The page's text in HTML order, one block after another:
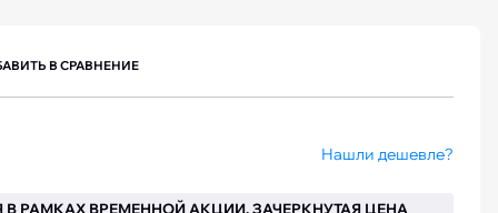
В СРАВНЕНИЕ
Нашли дешевле?
РАМКАХ ВРЕМЕННОЙ АКЦИИ. ЗАЧЕРКНУТАЯ ЦЕНА